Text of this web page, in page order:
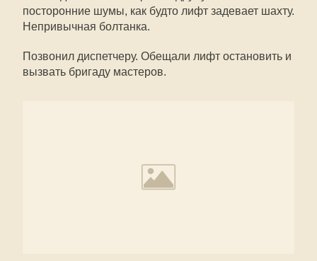
посторонние шумы, как будто лифт задевает шахту.
Непривычная болтанка.
Позвонил диспетчеру. Обещали лифт остановить и
вызвать бригаду мастеров.